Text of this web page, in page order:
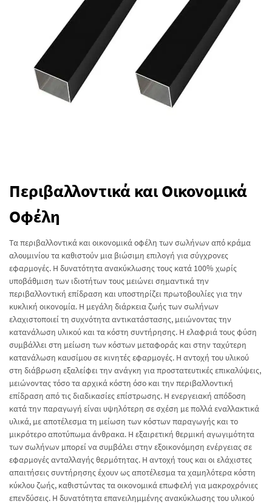
Περιβαλλοντικά και Οικονομικά
Οφέλη
Τα περιβαλλοντικά και οικονομικά οφέλη των σωλήνων από κράμα
αλουμινίου τα καθιστούν μια βιώσιμη επιλογή για σύγχρονες
εφαρμογές. Η δυνατότητα ανακύκλωσης τους κατά 100% χωρίς
υποβάθμιση των ιδιοτήτων τους μειώνει σημαντικά την
περιβαλλοντική επίδραση και υποστηρίζει πρωτοβουλίες για την
κυκλική οικονομία. Η μεγάλη διάρκεια ζωής των σωλήνων
ελαχιστοποιεί τη συχνότητα αντικατάστασης, μειώνοντας την
κατανάλωση υλικού και τα κόστη συντήρησης. Η ελαφριά τους φύση
συμβάλλει στη μείωση των κόστων μεταφοράς και στην ταχύτερη
κατανάλωση καυσίμου σε κινητές εφαρμογές. Η αντοχή του υλικού
στη διάβρωση εξαλείφει την ανάγκη για προστατευτικές επικαλύψεις,
μειώνοντας τόσο τα αρχικά κόστη όσο και την περιβαλλοντική
επίδραση από τις διαδικασίες επίστρωσης. Η ενεργειακή απόδοση
κατά την παραγωγή είναι υψηλότερη σε σχέση με πολλά εναλλακτικά
υλικά, με αποτέλεσμα τη μείωση των κόστων παραγωγής και το
μικρότερο αποτύπωμα άνθρακα. Η εξαιρετική θερμική αγωγιμότητα
των σωλήνων μπορεί να συμβάλει στην εξοικονόμηση ενέργειας σε
εφαρμογές ανταλλαγής θερμότητας. Η αντοχή τους και οι ελάχιστες
απαιτήσεις συντήρησης έχουν ως αποτέλεσμα τα χαμηλότερα κόστη
κύκλου ζωής, καθιστώντας τα οικονομικά επωφελή για μακροχρόνιες
επενδύσεις. Η δυνατότητα επανειλημμένης ανακύκλωσης του υλικού